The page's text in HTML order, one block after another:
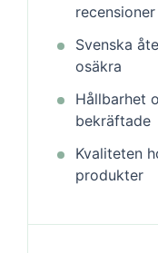
recensioner
Svenska
osäkra
Hållbarhet
bekräftade
Kvaliteten
produkter